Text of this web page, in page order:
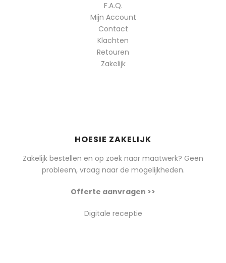
F.A.Q.
Mijn Account
Contact
Klachten
Retouren
Zakelijk
HOESIE ZAKELIJK
Zakelijk bestellen en op zoek naar maatwerk? Geen
probleem, vraag naar de mogelijkheden.
Offerte aanvragen >>
Digitale receptie